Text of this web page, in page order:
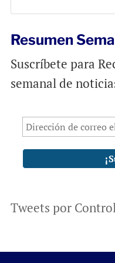
Resumen
Suscríbete para
semanal de
Tweets por